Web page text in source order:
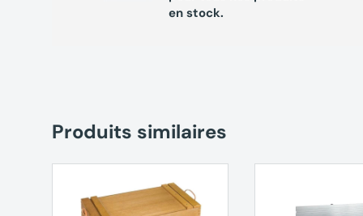
en stock.
Produits similaires